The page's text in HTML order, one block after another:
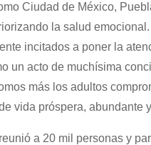
Ciudad de México,
la salud
incitados a poner la
un acto de muchísima
más los adultos
vida próspera, abundante
a 20 mil personas y